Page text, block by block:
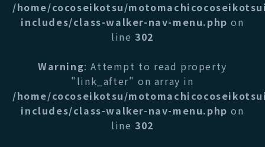
/home/cocoseikotsu/
includes/class-walker-nav-menu.php on
line302
Warning: Attempt to read property
"link_after" on array in
/home/cocoseikotsu/
includes/class-walker-nav-menu.php on
line302